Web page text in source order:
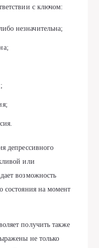
с ключом:
незначительна;
депрессивного
или
возможность
состояния на момент
получить также
не только